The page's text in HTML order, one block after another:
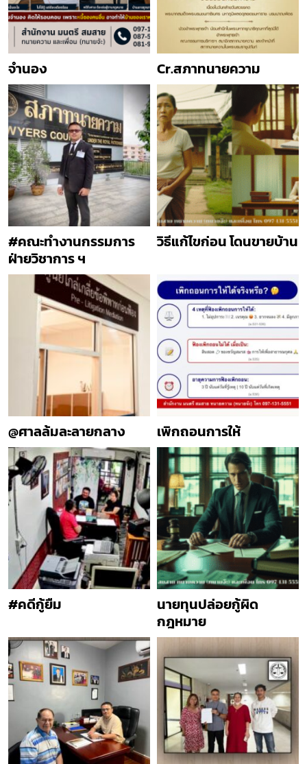
จำนอง Cr.สภาทนายความ
#คณะทำงานกรรมการ
ฝ่ายวิชาการ ฯ
วิธีแก้ไขก่อน โดนขายบ้าน
@ศาลล้มละลายกลาง เพิกถอนการให้
#คดีกู้ยืม
นายทุนปล่อยกู้ผิด
กฎหมาย